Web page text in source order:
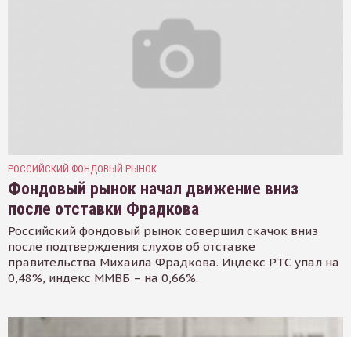
РОССИЙСКИЙ ФОНДОВЫЙ РЫНОК
Фондовый рынок начал движение вниз
после отставки Фрадкова
Российский фондовый рынок совершил скачок вниз
после подтверждения слухов об отставке
правительства Михаила Фрадкова. Индекс РТС упал на
0,48%, индекс ММВБ – на 0,66%.